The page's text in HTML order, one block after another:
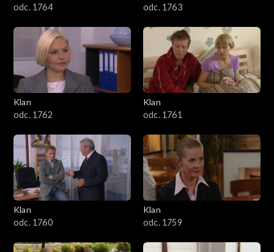
odc. 1764
odc. 1763
Klan
odc. 1762
Klan
odc. 1761
Klan
odc. 1760
Klan
odc. 1759